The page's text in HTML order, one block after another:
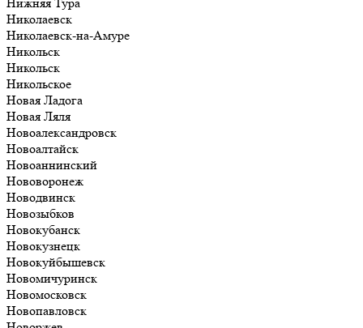
Николаевск
Николаевск-на-Амуре
Никольск
Никольск
Никольское
Новая Ладога
Новая Ляля
Новоалександровск
Новоалтайск
Новоаннинский
Нововоронеж
Новодвинск
Новозыбков
Новокубанск
Новокузнецк
Новокуйбышевск
Новомичуринск
Новомосковск
Новопавловск